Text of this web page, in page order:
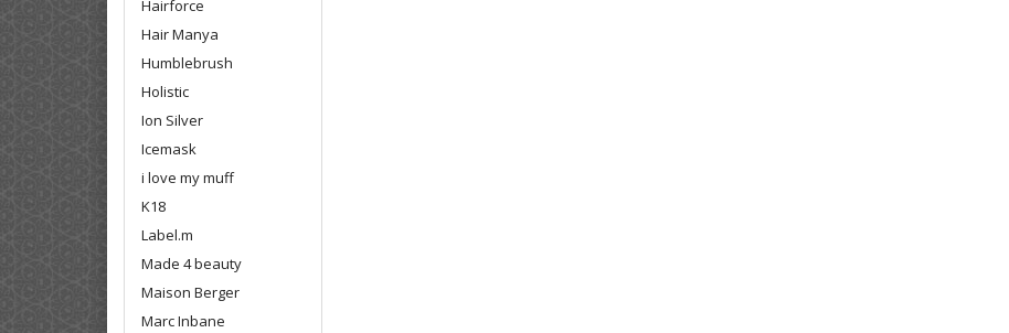
Hairforce
Hair Manya
Humblebrush
Holistic
Ion Silver
Icemask
i love my muff
K18
Label.m
Made 4 beauty
Maison Berger
Marc Inbane